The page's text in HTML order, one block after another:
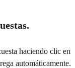
haciendo clic en
automáticamente.